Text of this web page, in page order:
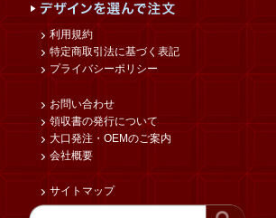
利用規約
特定商取引法に基づく表記
プライバシーポリシー
お問い合わせ
領収書の発行について
大口発注・OEMのご案内
会社概要
サイトマップ